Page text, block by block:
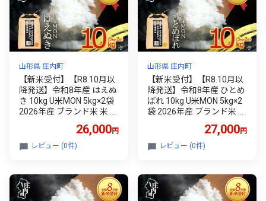
山形県 庄内町
【新米受付】【R8.10月以
降発送】令和8年産 はえぬ
き 10kg U米MON 5kg×2袋
2026年産 ブランド米 米 国
野 コシヒカリの原点、亀
の尾発祥の地 庄内
26,000円
レビュー (0件)
山形県 庄内町
【新米受付】【R8.10月以
降発送】令和8年産 ひとめ
ぼれ 10kg U米MON 5kg×2
袋 2026年産 ブランド米 米
平野 コシヒカリの原点、
亀の尾発祥の地 庄内
27,000円
レビュー (0件)